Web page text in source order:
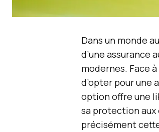
Dans un monde
d’une assurance
modernes. Face
d’opter pour une
option offre une
sa protection aux
précisément